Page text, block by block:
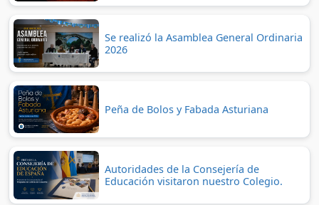
Se realizó la Asamblea General Ordinaria
2026
Peña de Bolos y Fabada Asturiana
Autoridades de la Consejería de
Educación visitaron nuestro Colegio.